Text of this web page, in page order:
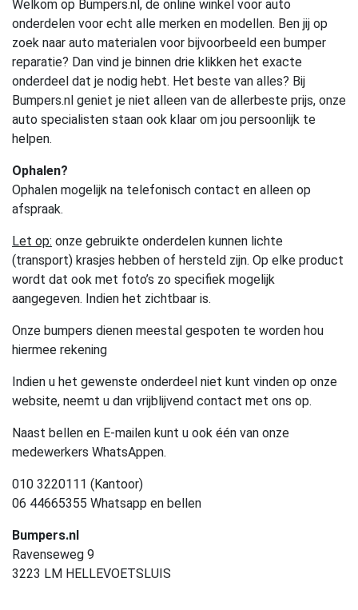
Welkom op Bumpers.nl, de online winkel voor auto
onderdelen voor echt alle merken en modellen. Ben jij op
zoek naar auto materialen voor bijvoorbeeld een bumper
reparatie? Dan vind je binnen drie klikken het exacte
onderdeel dat je nodig hebt. Het beste van alles? Bij
Bumpers.nl geniet je niet alleen van de allerbeste prijs, onze
auto specialisten staan ook klaar om jou persoonlijk te
helpen.
Ophalen?
Ophalen mogelijk na telefonisch contact en alleen op
afspraak.
Let op: onze gebruikte onderdelen kunnen lichte
(transport) krasjes hebben of hersteld zijn. Op elke product
wordt dat ook met foto’s zo specifiek mogelijk
aangegeven. Indien het zichtbaar is.
Onze bumpers dienen meestal gespoten te worden hou
hiermee rekening
Indien u het gewenste onderdeel niet kunt vinden op onze
website, neemt u dan vrijblijvend contact met ons op.
Naast bellen en E-mailen kunt u ook één van onze
medewerkers WhatsAppen.
010 3220111 (Kantoor)
06 44665355 Whatsapp en bellen
Bumpers.nl
Ravenseweg 9
3223 LM HELLEVOETSLUIS